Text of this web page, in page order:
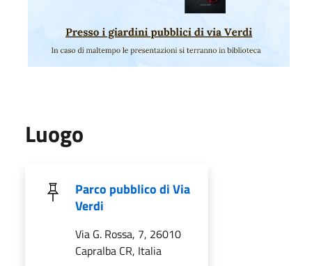
Luogo
Parco pubblico di Via
Verdi
Via G. Rossa, 7, 26010
Capralba CR, Italia